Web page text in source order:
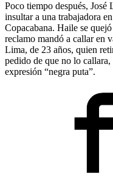
Poco tiempo después,
insultar a una trabajadora
Copacabana. Haile se
reclamo mandó a callar en
Lima, de 23 años, quien
pedido de que no lo
expresión “negra puta”.